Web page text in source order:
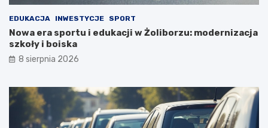
EDUKACJA INWESTYCJE SPORT
Nowa era sportu i edukacji w Żoliborzu: modernizacja
szkoły i boiska
8 sierpnia 2026